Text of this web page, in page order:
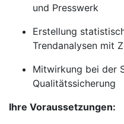
und Presswerk
Erstellung
Trendanalysen mit
Mitwirkung bei der
Qualitätssicherung
Ihre Voraussetzungen: